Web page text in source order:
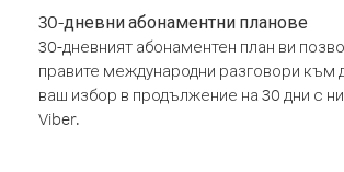
30-дневни абонаментни планове
30-дневният абонаментен план ви
правите международни разговори към
ваш избор в продължение на 30 дни с
Viber.